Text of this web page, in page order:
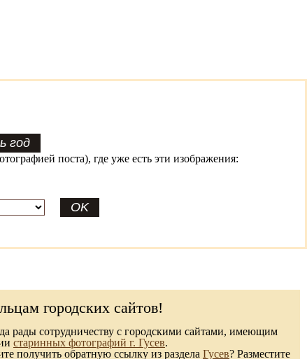
поста), где уже есть эти изображения:
городских сайтов!
рады сотрудничеству с городскими сайтами, имеющим
старинных фотографий г. Гусев.
получить обратную ссылку из раздела Гусев? Разместите